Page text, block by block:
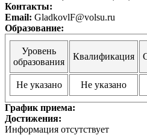
Контакты:
Email: GladkovlF@volsu.ru
Образование:
Уровень
образования
Квалификация
Не указано Не указано
График приема:
Достижения:
Информация отсутствует